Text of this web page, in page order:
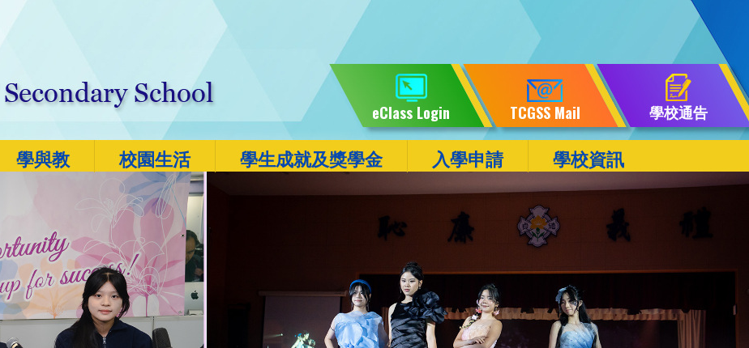
學與教 校園生活 學生成就及獎學金 入學申請 學校資訊
eClass Login TCGSS Mail 學校通告